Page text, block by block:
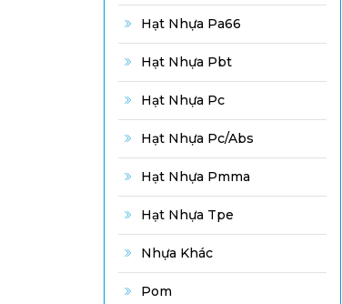
Hạt Nhựa Pa66
Hạt Nhựa Pbt
Hạt Nhựa Pc
Hạt Nhựa Pc/abs
Hạt Nhựa Pmma
Hạt Nhựa Tpe
Nhựa Khác
Pom